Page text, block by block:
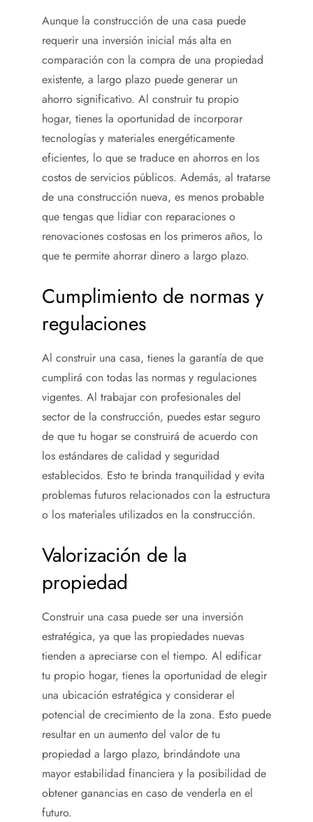
Aunque la construcción de una casa puede
requerir una inversión inicial más alta en
comparación con la compra de una propiedad
existente, a largo plazo puede generar un
ahorro significativo. Al construir tu propio
hogar, tienes la oportunidad de incorporar
tecnologías y materiales energéticamente
eficientes, lo que se traduce en ahorros en los
costos de servicios públicos. Además, al tratarse
de una construcción nueva, es menos probable
que tengas que lidiar con reparaciones o
renovaciones costosas en los primeros años, lo
que te permite ahorrar dinero a largo plazo.
Cumplimiento de normas y
regulaciones
Al construir una casa, tienes la garantía de que
cumplirá con todas las normas y regulaciones
vigentes. Al trabajar con profesionales del
sector de la construcción, puedes estar seguro
de que tu hogar se construirá de acuerdo con
los estándares de calidad y seguridad
establecidos. Esto te brinda tranquilidad y evita
problemas futuros relacionados con la estructura
o los materiales utilizados en la construcción.
Valorización de la
propiedad
Construir una casa puede ser una inversión
estratégica, ya que las propiedades nuevas
tienden a apreciarse con el tiempo. Al edificar
tu propio hogar, tienes la oportunidad de elegir
una ubicación estratégica y considerar el
potencial de crecimiento de la zona. Esto puede
resultar en un aumento del valor de tu
propiedad a largo plazo, brindándote una
mayor estabilidad financiera y la posibilidad de
obtener ganancias en caso de venderla en el
futuro.